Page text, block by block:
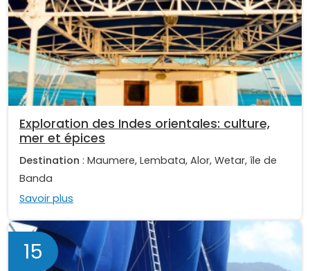
Exploration des Indes orientales: culture,
mer et épices
Destination : Maumere, Lembata, Alor, Wetar, île de
Banda
Savoir plus
15